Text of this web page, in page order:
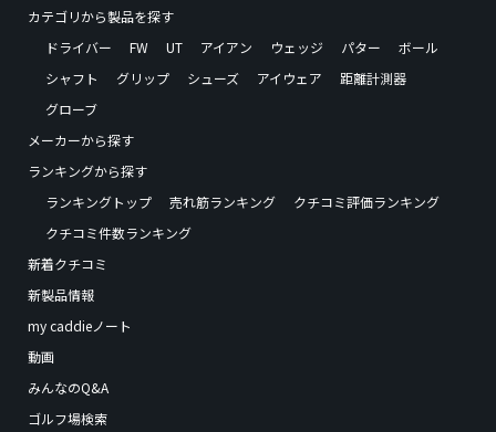
カテゴリから製品を探す
ドライバー
FW UT アイアン ウェッジ パター
ボール
シャフト
グリップ シューズ アイウェア
距離計測器
グローブ
メーカーから探す
ランキングから探す
ランキングトップ
売れ筋ランキング
クチコミ評価ランキング
クチコミ件数ランキング
新着クチコミ
新製品情報
my caddieノート
動画
みんなのQ&A
ゴルフ場検索